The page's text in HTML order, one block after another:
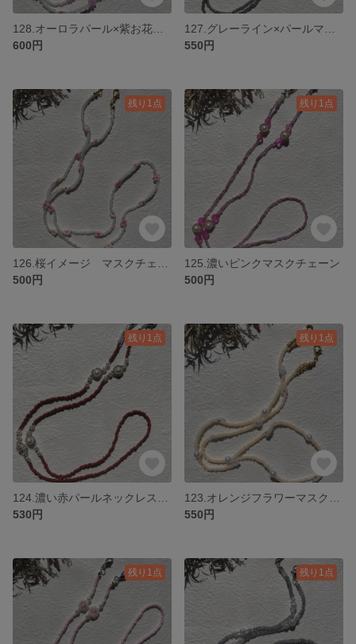
600円
550円
残り1点
500円
残り1点
125.濃いピンクマスクチェーン
500円
残り1点
530円
残り1点
550円
残り1点 残り1点